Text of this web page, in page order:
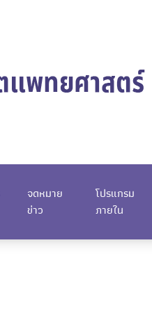
จดหมาย
ข่าว
โปรแกรม
ภายใน